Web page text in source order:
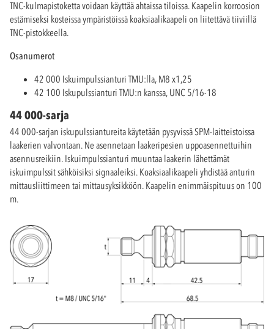
TNC-kulmapistoketta voidaan käyttää ahtaissa tiloissa. Kaapelin korroosion
estämiseksi kosteissa ympäristöissä koaksiaalikaapeli on liitettävä tiiviillä
TNC-pistokkeella.
Osanumerot
42 000 Iskuimpulssianturi TMU:lla, M8 x1,25
42 100 Iskupulssianturi TMU:n kanssa, UNC 5/16-18
44 000-sarja
44 000-sarjan iskupulssiantureita käytetään pysyvissä SPM-laitteistoissa
laakerien valvontaan. Ne asennetaan laakeripesien uppoasennettuihin
asennusreikiin. Iskuimpulssianturi muuntaa laakerin lähettämät
iskuimpulssit sähköisiksi signaaleiksi. Koaksiaalikaapeli yhdistää anturin
mittausliittimeen tai mittausyksikköön. Kaapelin enimmäispituus on 100
m.